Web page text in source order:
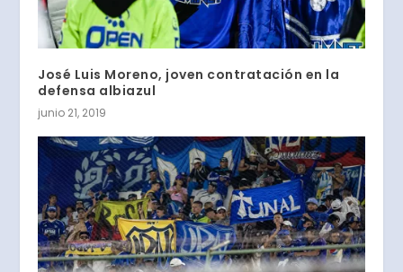
José Luis Moreno, joven contratación en la
defensa albiazul
junio 21, 2019